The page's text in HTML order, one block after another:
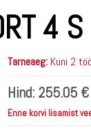
4 S
Tarneaeg: Kuni 2
Hind: 255.05 €
Enne korvi lisamist